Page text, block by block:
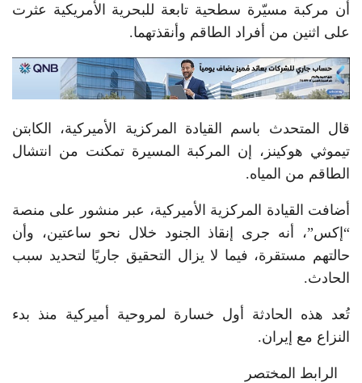
أن مركبة مسيّرة سطحية تابعة للبحرية الأمريكية عثرت
على اثنين من أفراد الطاقم وأنقذتهما.
قال المتحدث باسم القيادة المركزية الأميركية، الكابتن
تيموثي هوكينز، إن المركبة المسيرة تمكنت من انتشال
الطاقم من المياه.
أضافت القيادة المركزية الأميركية، عبر منشور على منصة
“إكس”، أنه جرى إنقاذ الجنود خلال نحو ساعتين، وأن
حالتهم مستقرة، فيما لا يزال التحقيق جاريًا لتحديد سبب
الحادث.
تُعد هذه الحادثة أول خسارة لمروحية أميركية منذ بدء
النزاع مع إيران.
الرابط المختصر